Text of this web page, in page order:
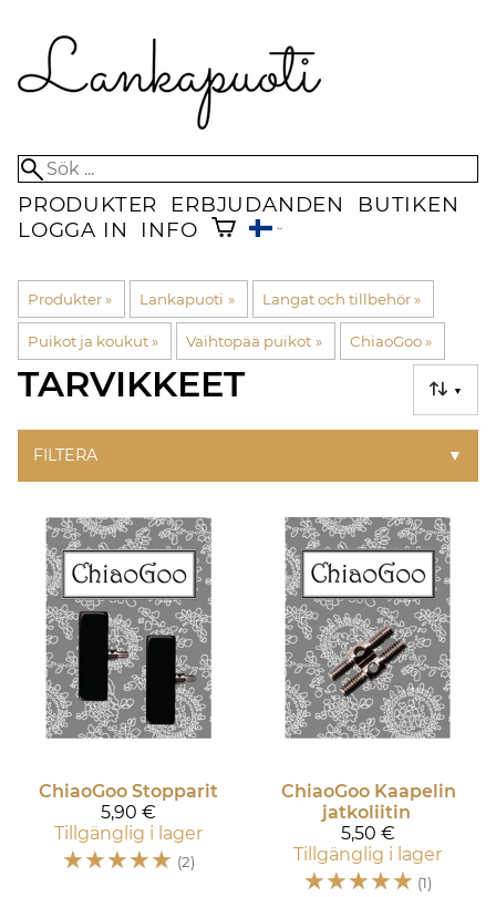
PRODUKTER ERBJUDANDEN
BUTIKEN
LOGGA IN
INFO
Produkter‪» Lankapuoti ‪» Langat och tillbehör ‪»
Puikot ja koukut‪» Vaihtopää puikot ‪» ChiaoGoo ‪»
▼
TARVIKKEET
FILTERA ▼
ChiaoGoo Stopparit
5,90 €
Tillgänglig i lager
☆☆☆☆☆ (2)
ChiaoGoo Kaapelin
jatkoliitin
5,50 €
Tillgänglig i lager
☆☆☆☆☆ (1)